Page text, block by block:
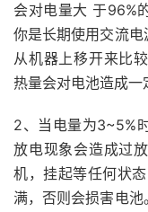
会对电量大 于96%
你是长期使用交流
从机器上移开来比
热量会对电池造成一
2、当电量为3~5%
放电现象会造成过
机，挂起等任何状
满，否则会损害电